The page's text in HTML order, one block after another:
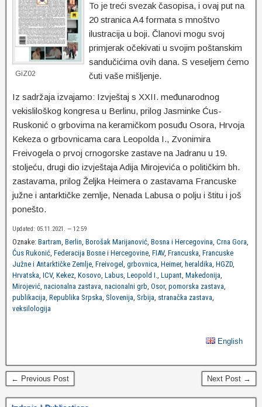
GiZ02
To je treći svezak časopisa, i ovaj put na
20 stranica A4 formata s mnoštvo
ilustracija u boji. Članovi mogu svoj
primjerak očekivati u svojim poštanskim
sandučićima ovih dana. S veseljem ćemo
čuti vaše mišljenje.
Iz sadržaja izvajamo: Izvještaj s XXII. međunarodnog
vekisliloškog kongresa u Berlinu, prilog Jasminke Ćus-
Ruskonić o grbovima na keramičkom posuđu Osora, Hrvoja
Kekeza o grbovnicama cara Leopolda I., Zvonimira
Freivogela o prvoj crnogorske zastave na Jadranu u 19.
stoljeću, drugi dio izvještaja Adija Mirojevića o političkim bh.
zastavama, prilog Željka Heimera o zastavama Francuske
južne i antarktičke zemlje, Nenada Labusa o polju i štitu i još
ponešto.
Updated: 05.11.2021. — 12:59
Oznake: Bartram, Berlin, Borošak Marijanović, Bosna i Hercegovina, Crna Gora,
Ćus Rukonić, Federacija Bosne i Hercegovine, FIAV, Francuska, Francuske
Južne i Antarktičke Zemlje, Freivogel , grbovnica, Heimer, heraldika, HGZD,
Hrvatska, ICV, Kekez, Kosovo, Labus, Leopold I., Lupant, Makedonija,
Mirojević, nacionalna zastava, nacionalni grb, Osor, pomorska zastava,
publikacija, Republika Srpska, Slovenija, Srbija, stranačka zastava,
veksilologija
English
← Previous Post Next Post →